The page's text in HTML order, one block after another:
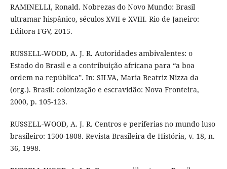
RAMINELLI, Ronald. Nobrezas do Novo Mundo: Brasil
ultramar hispânico, séculos XVII e XVIII. Rio de Janeiro:
Editora FGV, 2015.
RUSSELL-WOOD, A. J. R. Autoridades ambivalentes: o
Estado do Brasil e a contribuição africana para “a boa
ordem na república”. In: SILVA, Maria Beatriz Nizza da
(org.). Brasil: colonização e escravidão: Nova Fronteira,
2000, p. 105-123.
RUSSELL-WOOD, A. J. R. Centros e periferias no mundo luso
brasileiro: 1500-1808. Revista Brasileira de História, v. 18, n.
36, 1998.